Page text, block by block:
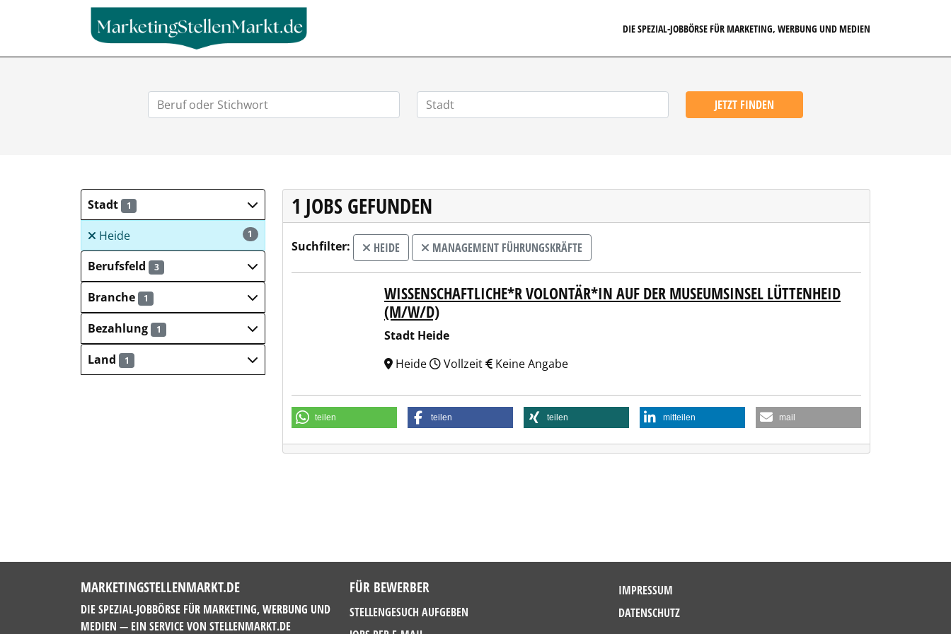
DIE SPEZIAL-JOBBÖRSE FÜR MARKETING, WERBUNG UND MEDIEN
JETZT FINDEN
Stadt 1
1
Heide
Berufsfeld
3
Branche 1
Bezahlung 1
Land 1
1 JOBS GEFUNDEN
Suchfilter: HEIDE MANAGEMENT FÜHRUNGSKRÄFTE
WISSENSCHAFTLICHE*R VOLONTÄR*IN AUF DER MUSEUMSINSEL LÜTTENHEID
(M/W/D)
Stadt Heide
Heide
Vollzeit Keine Angabe
teilen teilen teilen mitteilen mail
MARKETINGSTELLENMARKT.DE
DIE SPEZIAL-JOBBÖRSE FÜR MARKETING, WERBUNG UND
MEDIEN — EIN SERVICE VON STELLENMARKT.DE
FÜR BEWERBER
STELLENGESUCH AUFGEBEN
IMPRESSUM
DATENSCHUTZ